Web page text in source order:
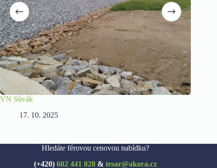
VN Sůvák
17. 10. 2025
Hledáte férovou cenovou nabídku?
(+420)602 441 828 &tesar@akora.cz